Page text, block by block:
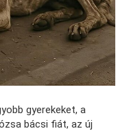
gyerekeket, a
bácsi fiát, az új